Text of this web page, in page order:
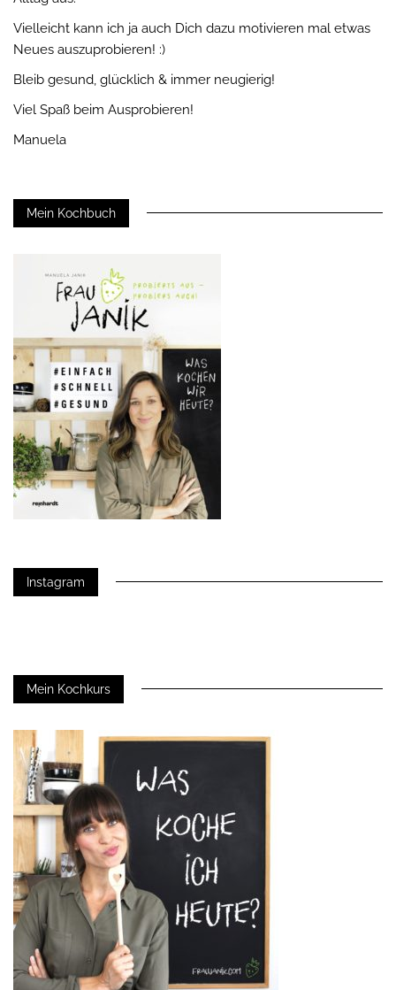
Vielleicht kann ich ja auch Dich dazu motivieren mal etwas
Neues auszuprobieren! :)
Bleib gesund, glücklich & immer neugierig!
Viel Spaß beim Ausprobieren!
Manuela
Mein Kochbuch
Instagram
Mein Kochkurs